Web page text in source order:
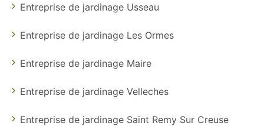
Entreprise de jardinage Usseau
Entreprise de jardinage Les Ormes
Entreprise de jardinage Maire
Entreprise de jardinage Velleches
Entreprise de jardinage Saint Remy Sur Creuse